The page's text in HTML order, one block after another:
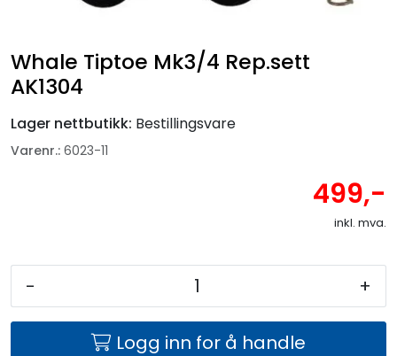
Whale Tiptoe Mk3/4 Rep.sett
AK1304
Lager nettbutikk: Bestillingsvare
Varenr.: 6023-11
499,-
inkl. mva.
- +
Logg inn for å handle
Nyheter